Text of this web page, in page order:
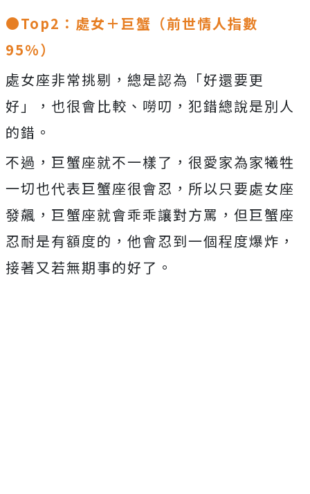
●Top2：處女＋巨蟹（前世情人指數
95%）
處女座非常挑剔，總是認為「好還要更
好」，也很會比較、嘮叨，犯錯總說是別人
的錯。
不過，巨蟹座就不一樣了，很愛家為家犧牲
一切也代表巨蟹座很會忍，所以只要處女座
發飆，巨蟹座就會乖乖讓對方罵，但巨蟹座
忍耐是有額度的，他會忍到一個程度爆炸，
接著又若無期事的好了。